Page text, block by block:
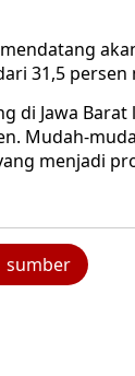
31,5 persen
di Jawa
Mudah-
menjadi
sumber